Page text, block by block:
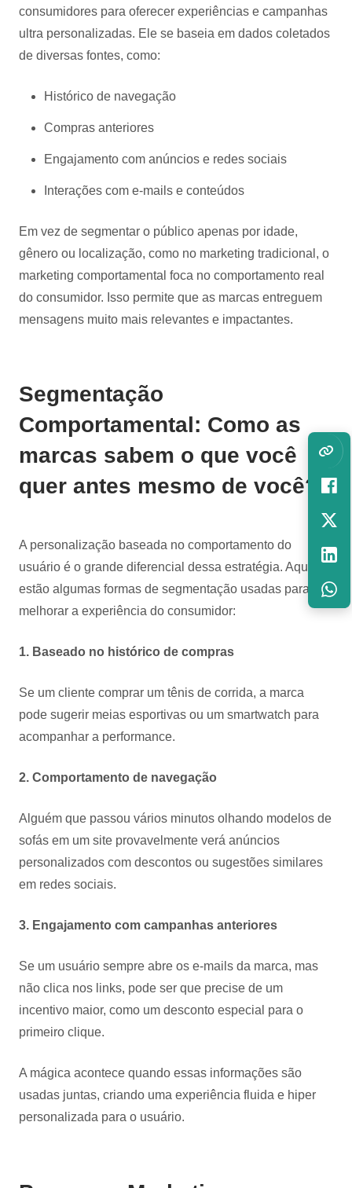
consumidores para oferecer experiências e campanhas
ultra personalizadas. Ele se baseia em dados coletados
de diversas fontes, como:
Histórico de navegação
Compras anteriores
Engajamento com anúncios e redes sociais
Interações com e-mails e conteúdos
Em vez de segmentar o público apenas por idade,
gênero ou localização, como no marketing tradicional, o
marketing comportamental foca no comportamento real
do consumidor. Isso permite que as marcas entreguem
mensagens muito mais relevantes e impactantes.
Segmentação
Comportamental: Como as
marcas sabem o que você
quer antes mesmo de você?
A personalização baseada no comportamento do
usuário é o grande diferencial dessa estratégia. Aqui
estão algumas formas de segmentação usadas para
melhorar a experiência do consumidor:
1. Baseado no histórico de compras
Se um cliente comprar um tênis de corrida, a marca
pode sugerir meias esportivas ou um smartwatch para
acompanhar a performance.
2. Comportamento de navegação
Alguém que passou vários minutos olhando modelos de
sofás em um site provavelmente verá anúncios
personalizados com descontos ou sugestões similares
em redes sociais.
3. Engajamento com campanhas anteriores
Se um usuário sempre abre os e-mails da marca, mas
não clica nos links, pode ser que precise de um
incentivo maior, como um desconto especial para o
primeiro clique.
A mágica acontece quando essas informações são
usadas juntas, criando uma experiência fluida e hiper
personalizada para o usuário.